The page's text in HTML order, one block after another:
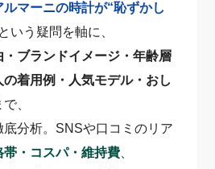
ルマーニの時計が“恥ずかし
いう疑問を軸に、
ブランドイメージ・年齢層
着用例・人気モデル・おし
で、
分析。SNSや口コミのリア
帯・コスパ・維持費